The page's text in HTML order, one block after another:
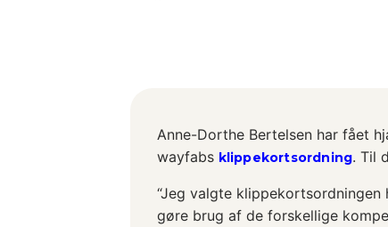
Anne-Dorthe Bertelsen har fået
wayfabs klippekortsordning. Til
“Jeg valgte
gøre brug af de forskellige